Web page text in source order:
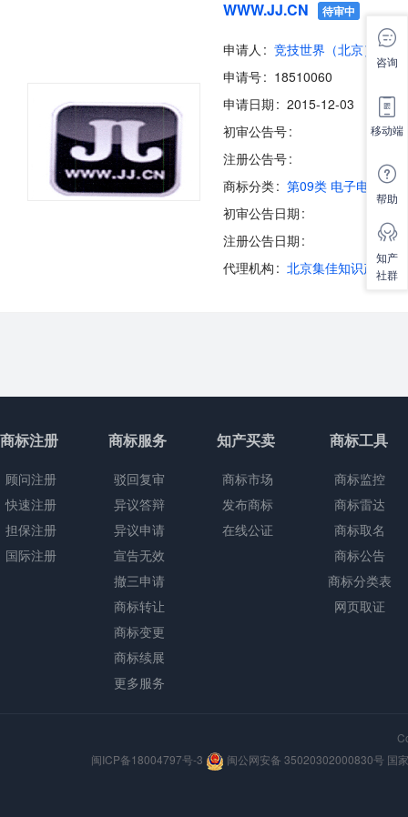
WWW.JJ.CN 待审中
申请人
申请号
18510060
申请日期
2015-12-03
初审公告号
注册公告号
商标分类
第09类 电子电脑
初审公告日期
注册公告日期
代理机构
商标注册
顾问注册
快速注册
担保注册
国际注册
商标服务
驳回复审
异议答辩
异议申请
宣告无效
撤三申请
商标转让
商标变更
商标续展
更多服务
知产买卖
商标市场
发布商标
在线公证
商标工具
商标监控
商标雷达
商标取名
商标公告
商标分类表
网页取证
闽ICP备18004797号-3
闽公网安备 35020302000830号 国
咨询
移动端
帮助
知产
社群